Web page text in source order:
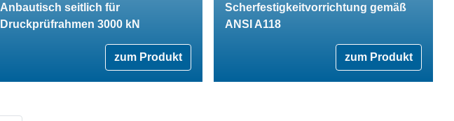
Anbautisch seitlich für
Druckprüfrahmen 3000 kN
zum Produkt
Scherfestigkeitvorrichtung gemäß
ANSI A118
zum Produkt